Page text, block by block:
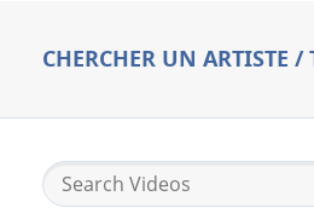
CHERCHER UN ARTISTE